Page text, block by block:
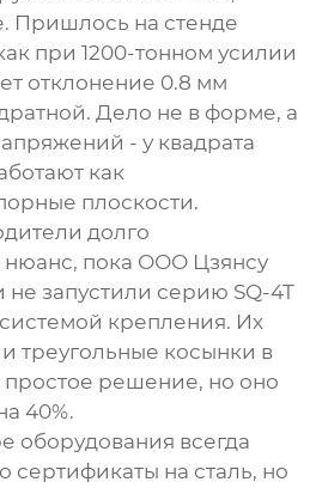
Пришлось на стенде
при 1200-тонном усилии
отклонение 0.8 мм
Дело не в форме, а
- у квадрата
как
плоскости.
долго
пока ООО Цзянсу
не запустили серию SQ-4T
крепления. Их
треугольные косынки в
простое решение, но оно
40%.
оборудования всегда
сертификаты на сталь, но